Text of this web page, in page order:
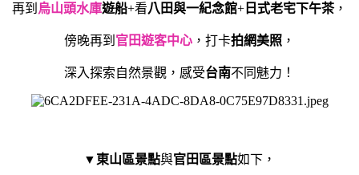
再到 烏山頭水庫遊船+看八田與一紀念館+ 日式老宅下午茶，
傍晚再到 官田遊客中心 ，打卡拍網美照 ，
深入探索自然景觀， 感受台南不同魅力！
▼東山區景點與官田區景點如下，